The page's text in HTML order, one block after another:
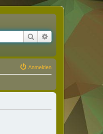
Suche Erweiterte Suche
Anmelden